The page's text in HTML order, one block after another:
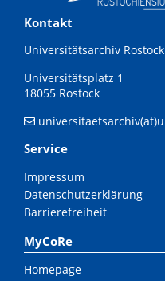
Kontakt
Universitätsarchiv Rostock
Universitätsplatz 1
18055 Rostock
Service
Impressum
Datenschutzerklärung
Barrierefreiheit
MyCoRe
Homepage